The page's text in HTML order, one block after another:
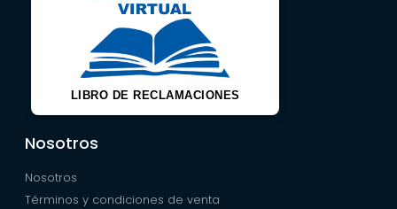
LIBRO DE RECLAMACIONES
Nosotros
Nosotros
Términos y condiciones de venta